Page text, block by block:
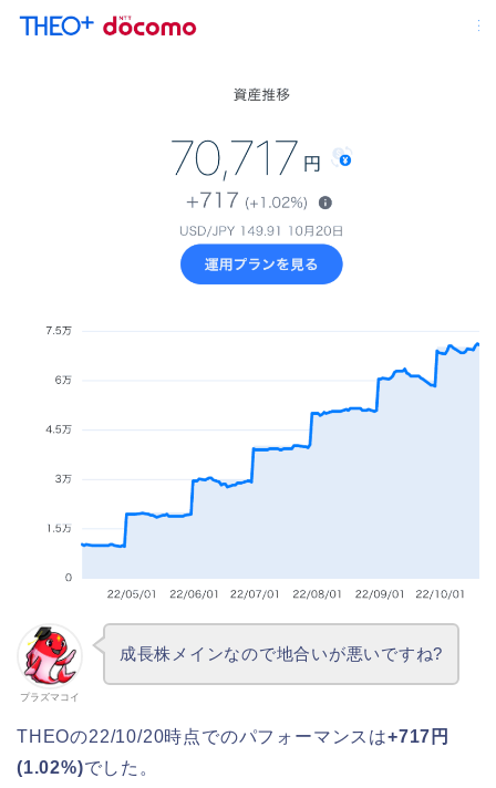
プラズマコイ
成長株メインなので地合いが悪いですね?
THEOの22/10/20時点でのパフォーマンスは+717円
(1.02%)でした。